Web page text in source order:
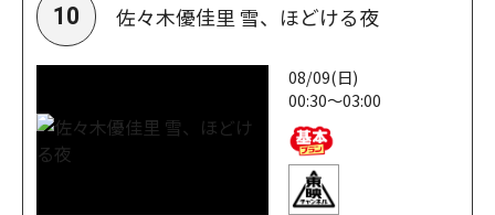
10 佐々木優佳里 雪、ほどける夜
08/09(日)
00:30～03:00